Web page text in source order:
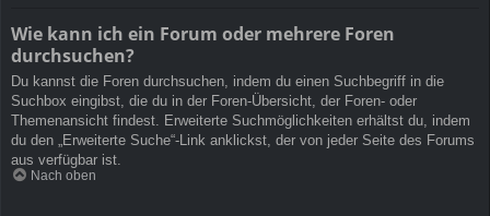
Wie kann ich ein Forum oder mehrere Foren
durchsuchen?
Du kannst die Foren durchsuchen, indem du einen Suchbegriff in die
Suchbox eingibst, die du in der Foren-Übersicht, der Foren- oder
Themenansicht findest. Erweiterte Suchmöglichkeiten erhältst du, indem
du den „Erweiterte Suche“-Link anklickst, der von jeder Seite des Forums
aus verfügbar ist.
Nach oben